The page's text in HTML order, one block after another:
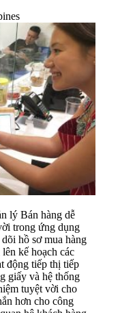
lý Bán hàng dễ
trong ứng dụng
hồ sơ mua hàng
kế hoạch các
động tiếp thị tiếp
giấy và hệ thống
tuyệt vời cho
hơn cho công